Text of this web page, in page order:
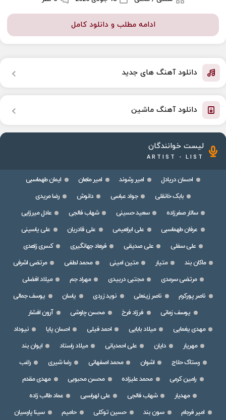
ادامه مطلب و دانلود کامل
دانلود آهنگ های جدید
دانلود آهنگ ماشین
لیست خوانندگان
ARTIST - LIST
احسان دریادل امیر رشوند امیر ماهان
ایمان طهماسبی
بابک خانقلی
جواد عباسی دانوش
رضا مریدی
سالار صفرزاده
سعید حسینی شهاب فالجی
عادل میرزایی
عرفان طهماسبی
علی ابراهیمی علی قادریان
علی یاسینی
علی سفلی
علی صدیقی فرهاد جهانگیری
کسری زاهدی
ماکان بند
متیار متین امینی محمد لطفی
مرتضی اشرفی
مرتضی سرمدی
مجتبی دربیدی مهراد جم
میلاد افضلی
ناصر پورکرم
ناصر زینعلی نوید زردی یاسان
یوسف جمالی
یوسف زمانی
فرزاد فرخ محسن چاوشی
آرون افشار
مهدی یغمایی
میلاد بابایی احمد فیلی احسان پایا
نیوداد
مهریار
دایان علی احمدیانی میلاد راستاد
ایوان بند
رستاک حلاج
اشوان محمد اصفهانی رضا شیری
راغب
رامین کرمی
محمد علیزاده محسن محبوبی
مهدی مقدم
مهدیار
شهاب فالجی علی لهراسبی
عماد طالب زاده
امیر فرجام
سون بند حسین توکلی حامیم سینا پارسیان